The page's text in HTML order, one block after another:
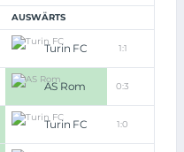
AUSWÄRTS
Turin FC 1:1
AS Rom 0:3
Turin FC 1:0